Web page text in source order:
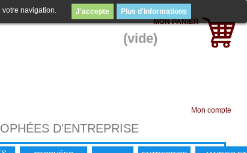
MON PANIER
(vide)
Mon compte
D'ENTREPRISE
navigation. J'accepte Plus d'informations